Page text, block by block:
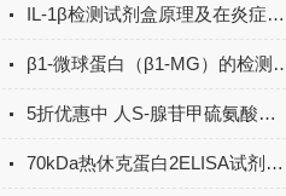
IL-1β检测试剂盒原理及在炎症研究中的应用
β1-微球蛋白（β1-MG）
5折优惠中 人S-腺苷甲硫氨酸（SAM）ELISA试剂盒
70kDa热休克蛋白2ELISA试剂盒课题研究讨论操作法